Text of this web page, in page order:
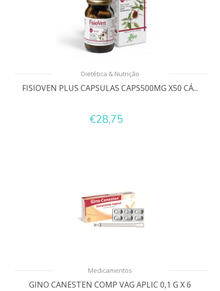
Dietética & Nutrição
FISIOVEN PLUS CAPSULAS CAPS500MG X50 CÁ...
€28,75
Medicamentos
GINO CANESTEN COMP VAG APLIC 0,1 G X 6